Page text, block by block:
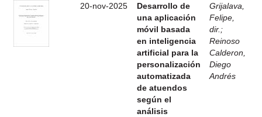
20-nov-2025
Desarrollo de
una aplicación
móvil basada
en inteligencia
artificial para la
personalización
automatizada
de atuendos
según el
análisis
Grijalava,
Felipe,
dir. ;
Reinoso
Calderon,
Diego
Andrés